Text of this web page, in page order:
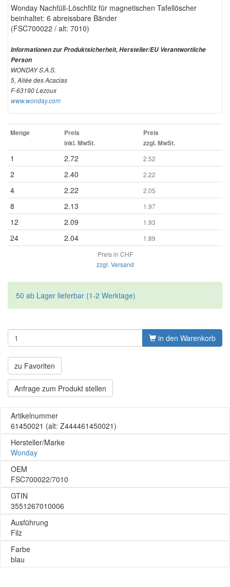
Wonday Nachfüll-Löschfilz für magnetischen Tafellöscher
beinhaltet: 6 abreissbare Bänder
(FSC700022 / alt: 7010)
Informationen zur Produktsicherheit, Hersteller/EU Verantwortliche
Person
WONDAY S.A.S.
5, Allée des Acacias
F-63190 Lezoux
www.wonday.com
Menge
Preis
inkl. MwSt.
Preis
zzgl. MwSt.
1 2.72 2.52
2 2.40 2.22
4 2.22 2.05
8 2.13 1.97
12 2.09 1.93
24 2.04
1.89
Preis in CHF
zzgl. Versand
50 ab Lager lieferbar (1-2 Werktage)
in den Warenkorb
zu Favoriten
Anfrage zum Produkt stellen
Artikelnummer
61450021 (alt: Z444461450021)
Hersteller/Marke
Wonday
OEM
FSC700022/7010
GTIN
3551267010006
Ausführung
Filz
Farbe
blau